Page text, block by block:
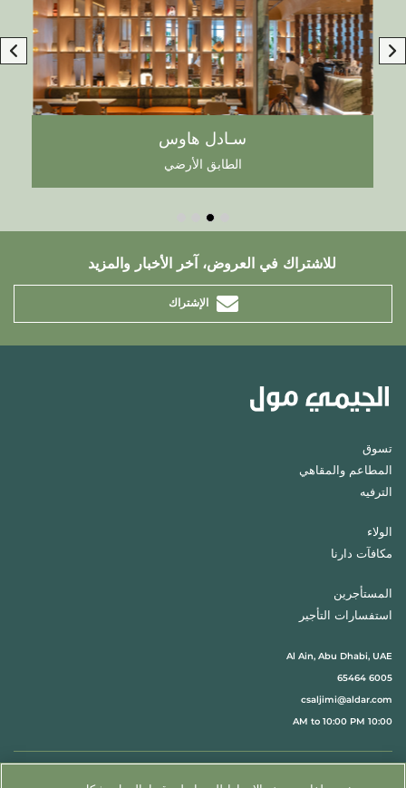
سـادل هاوس
الطابق الأرضي
للاشتراك في العروض، آخر الأخبار والمزيد
الإشتراك
تسوق
المطاعم والمقاهي
الترفيه
الولاء
مكافآت دارنا
المستأجرين
استفسارات التأجير
Al Ain, Abu Dhabi, UAE
6005 65464
csaljimi@aldar.com
10:00 AM to 10:00 PM
اتبعنا@